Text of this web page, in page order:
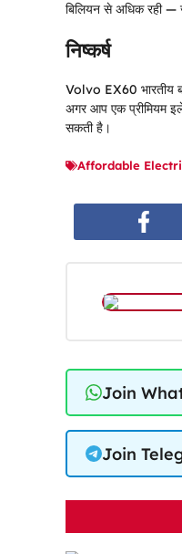
बिलियन से अधिक रही —
निष्कर्ष
Volvo EX60 भारतीय
अगर आप एक प्रीमियम
सकती है।
Affordable
Join
Join